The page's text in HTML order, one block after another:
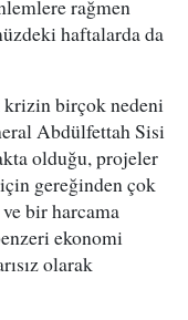
rağmen
haftalarda da
krizin birçok nedeni
Abdülfettah Sisi
olduğu, projeler
gereğinden çok
bir harcama
ekonomi
olarak